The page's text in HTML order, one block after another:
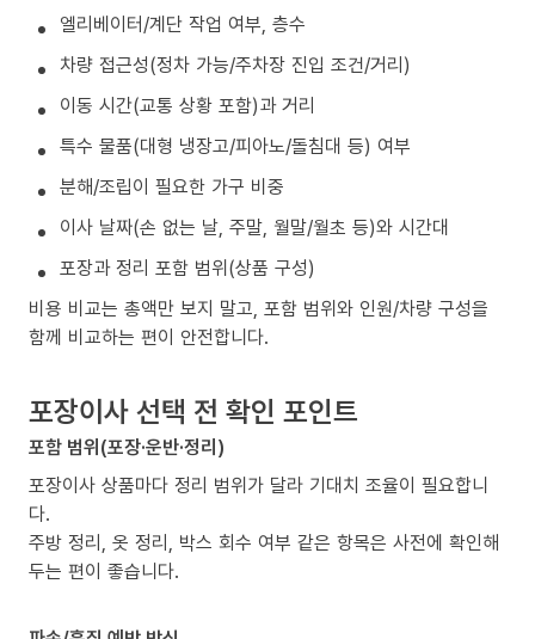
엘리베이터/계단 작업 여부, 층수
차량 접근성(정차 가능/주차장 진입 조건/거리)
이동 시간(교통 상황 포함)과 거리
특수 물품(대형 냉장고/피아노/돌침대 등) 여부
분해/조립이 필요한 가구 비중
이사 날짜(손 없는 날, 주말, 월말/월초 등)와 시간대
포장과 정리 포함 범위(상품 구성)
비용 비교는 총액만 보지 말고, 포함 범위와 인원/차량 구성을
함께 비교하는 편이 안전합니다.
포장이사 선택 전 확인 포인트
포함 범위(포장·운반·정리)
포장이사 상품마다 정리 범위가 달라 기대치 조율이 필요합니
다.
주방 정리, 옷 정리, 박스 회수 여부 같은 항목은 사전에 확인해
두는 편이 좋습니다.